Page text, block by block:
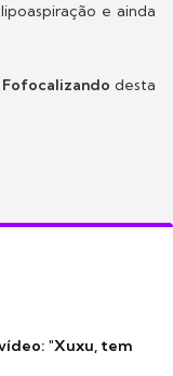
e ainda
Fofocalizando desta
"Xuxu, tem